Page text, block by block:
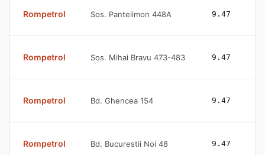
Rompetrol Sos. Pantelimon 448A 9.47
Rompetrol Sos. Mihai Bravu 473-483 9.47
Rompetrol Bd. Ghencea 154 9.47
Rompetrol Bd. Bucurestii Noi 48 9.47